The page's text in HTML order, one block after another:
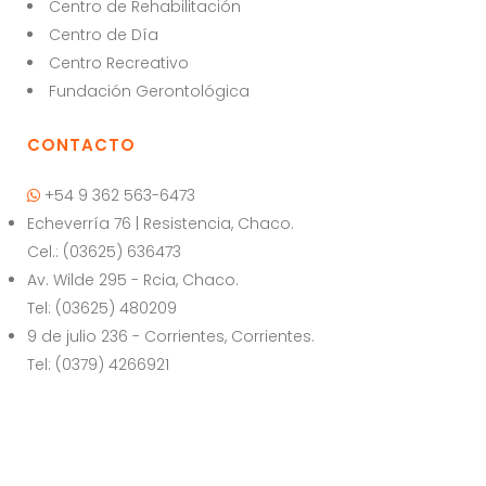
A
p
p
b
o
o
Centro de Rehabilitación
Centro de Día
Centro Recreativo
Fundación Gerontológica
CONTACTO
+54 9 362 563-6473
Echeverría 76 | Resistencia, Chaco.
Cel.: (03625) 636473
Av. Wilde 295 - Rcia, Chaco.
Tel: (03625) 480209
9 de julio 236 - Corrientes, Corrientes.
Tel: (0379) 4266921